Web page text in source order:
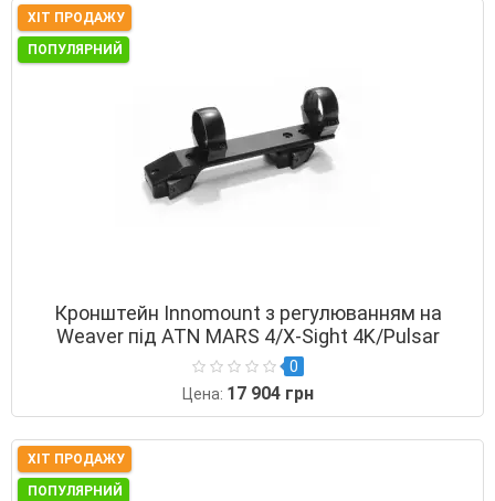
ХІТ ПРОДАЖУ
ПОПУЛЯРНИЙ
Кронштейн Innomount з регулюванням на
Weaver під ATN MARS 4/X-Sight 4K/Pulsar
Thermion/Digex
0
Цена: 17 904 грн
ХІТ ПРОДАЖУ
ПОПУЛЯРНИЙ